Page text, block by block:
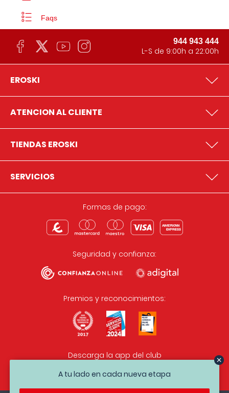
A tu lado en cada nueva etapa
Faqs
944 943 444
L-S de 9:00h a 22:00h
EROSKI
ATENCION AL CLIENTE
TIENDAS EROSKI
SERVICIOS
Formas de pago:
Seguridad y confianza:
Premios y reconocimientos:
Descarga la app del club